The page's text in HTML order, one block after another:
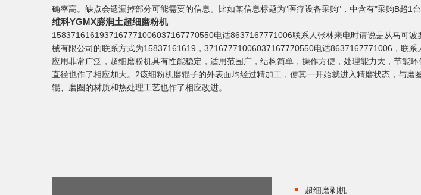
确率高。缺点会遗漏掉部分可能需要的信息。比如某信息标题为"医疗设备采购"，中含有"采购B超1
维科YGMX膨润土超细磨粉机
1583716161937167771006037167770550电话8637167771006联系人张林来电时请说是从马可
械有限公司的联系方式为15837161619，37167771006037167770550电话8637167771006，联
应用非常广泛，超细磨粉机具有性能稳定，适用范围广，结构简单，操作方便，处理能力大，节能
直径也作了相应加大。2该细粉机磨辊子的外表面均经过精加工，使其一开始就进入精磨状态，与
辊、磨圈的材质和热处理工艺也作了相应改进。
超细磨剥机